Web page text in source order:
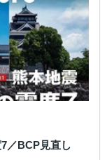
／BCP見直し